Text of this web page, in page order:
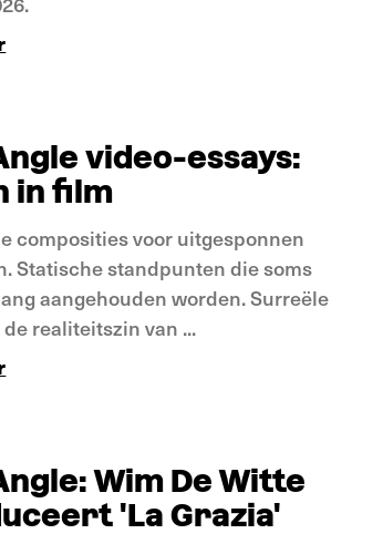
video-essays:
in film
composities voor uitgesponnen
Statische standpunten die soms
aangehouden worden. Surreële
realiteitszin van ...
Wim De Witte
'La Grazia'